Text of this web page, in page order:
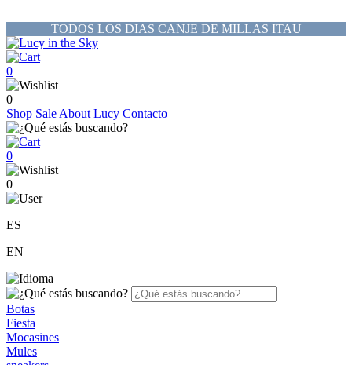
TODOS LOS DIAS CANJE DE MILLAS ITAU
0
0
Shop Sale About Lucy Contacto
0
0
ES
EN
Botas
Fiesta
Mocasines
Mules